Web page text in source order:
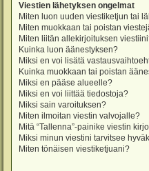
Viestien lähetyksen ongelmat
Miten luon uuden viestiketjun tai
Miten muokkaan tai poistan
Miten liitän allekirjoituksen
Kuinka luon äänestyksen?
Miksi en voi lisätä
Kuinka muokkaan tai poistan
Miksi en pääse alueelle?
Miksi en voi liittää tiedostoja?
Miksi sain varoituksen?
Miten ilmoitan viestin valvojalle?
Mitä “Tallenna”-painike viestin
Miksi minun viestini tarvitsee
Miten tönäisen viestiketjuani?